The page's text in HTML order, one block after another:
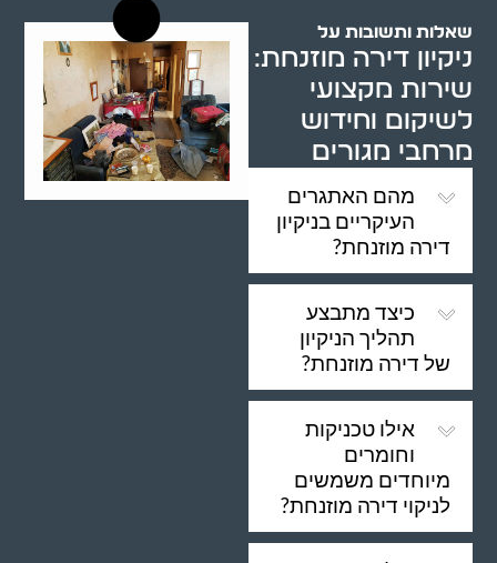
שאלות ותשובות על
ניקיון דירה מוזנחת:
שירות מקצועי
לשיקום וחידוש
מרחבי מגורים
מהם האתגרים
העיקריים בניקיון
דירה מוזנחת?
כיצד מתבצע
תהליך הניקיון
של דירה מוזנחת?
אילו טכניקות
וחומרים
מיוחדים משמשים
לניקוי דירה מוזנחת?